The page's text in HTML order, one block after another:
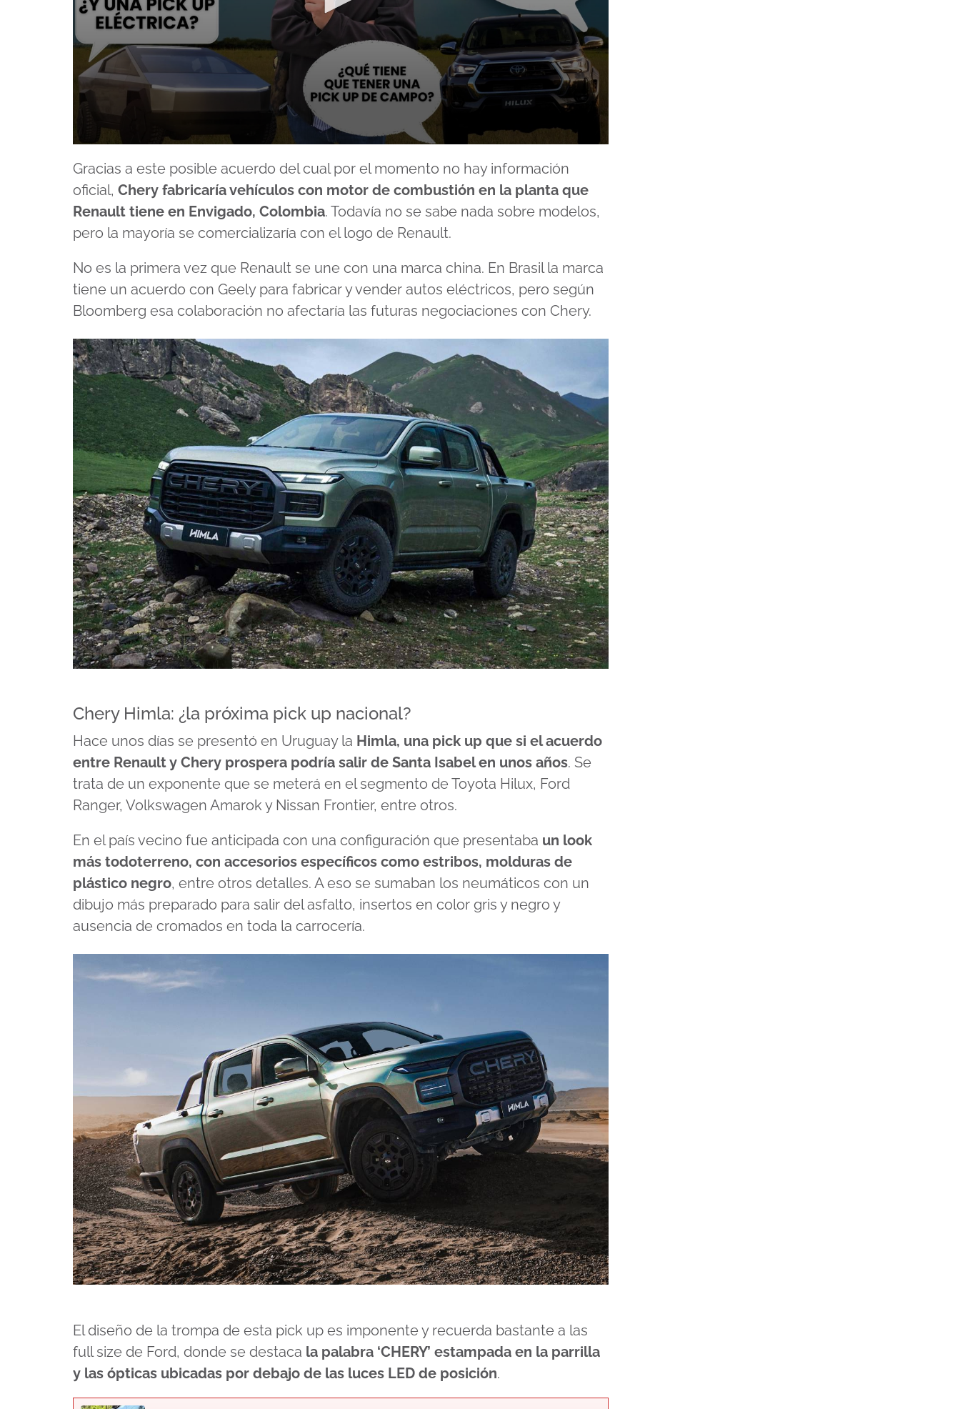
seconds
of
minutes,
31
secondsVolume
90%
Gracias a este posible acuerdo del cual por el momento no hay información
oficial, Chery fabricaría vehículos con motor de combustión en la planta que
Renault tiene en Envigado, Colombia. Todavía no se sabe nada sobre modelos,
pero la mayoría se comercializaría con el logo de Renault.
No es la primera vez que Renault se une con una marca china. En Brasil la marca
tiene un acuerdo con Geely para fabricar y vender autos eléctricos, pero según
Bloomberg esa colaboración no afectaría las futuras negociaciones con Chery.
Chery Himla: ¿la próxima pick up nacional?
Hace unos días se presentó en Uruguay la Himla, una pick up que si el acuerdo
entre Renault y Chery prospera podría salir de Santa Isabel en unos años. Se
trata de un exponente que se meterá en el segmento de Toyota Hilux, Ford
Ranger, Volkswagen Amarok y Nissan Frontier, entre otros.
En el país vecino fue anticipada con una configuración que presentaba un look
más todoterreno, con accesorios específicos como estribos, molduras de
plástico negro, entre otros detalles. A eso se sumaban los neumáticos con un
dibujo más preparado para salir del asfalto, insertos en color gris y negro y
ausencia de cromados en toda la carrocería.
El diseño de la trompa de esta pick up es imponente y recuerda bastante a las
full size de Ford, donde se destaca la palabra ‘CHERY’ estampada en la parrilla
y las ópticas ubicadas por debajo de las luces LED de posición.